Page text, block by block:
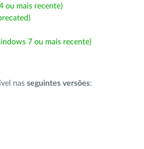
ou mais recente)
7 ou mais recente)
nas seguintes versões: